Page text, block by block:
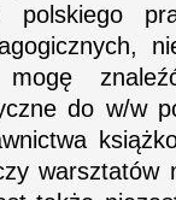
do w/w
warsztatów